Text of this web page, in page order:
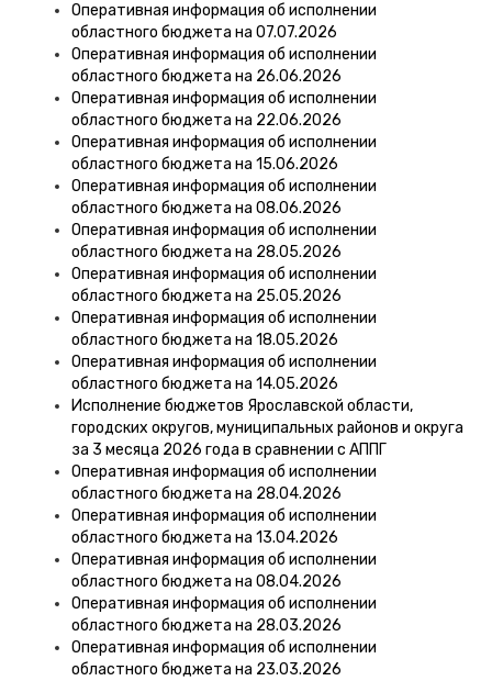
Оперативная информация об исполнении
областного бюджета на 07.07.2026
Оперативная информация об исполнении
областного бюджета на 26.06.2026
Оперативная информация об исполнении
областного бюджета на 22.06.2026
Оперативная информация об исполнении
областного бюджета на 15.06.2026
Оперативная информация об исполнении
областного бюджета на 08.06.2026
Оперативная информация об исполнении
областного бюджета на 28.05.2026
Оперативная информация об исполнении
областного бюджета на 25.05.2026
Оперативная информация об исполнении
областного бюджета на 18.05.2026
Оперативная информация об исполнении
областного бюджета на 14.05.2026
Исполнение бюджетов Ярославской области,
городских округов, муниципальных районов и округа
за 3 месяца 2026 года в сравнении с АППГ
Оперативная информация об исполнении
областного бюджета на 28.04.2026
Оперативная информация об исполнении
областного бюджета на 13.04.2026
Оперативная информация об исполнении
областного бюджета на 08.04.2026
Оперативная информация об исполнении
областного бюджета на 28.03.2026
Оперативная информация об исполнении
областного бюджета на 23.03.2026